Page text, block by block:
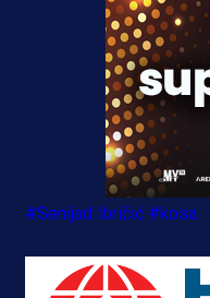
#Senijad Ibričić #kosa